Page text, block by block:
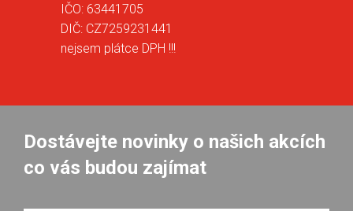
IČO: 63441705
DIČ: CZ7259231441
nejsem plátce DPH !!!
Dostávejte novinky o našich akcích
co vás budou zajímat